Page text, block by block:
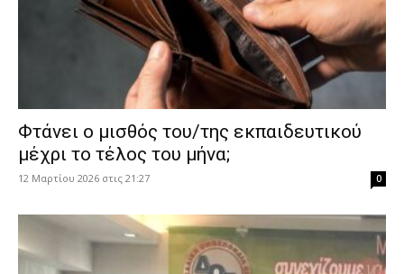
Φτάνει ο μισθός του/της εκπαιδευτικού
μέχρι το τέλος του μήνα;
12 Μαρτίου 2026 στις 21:27 0